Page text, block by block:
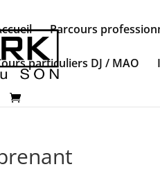
Parcours
particuliers DJ / MAO